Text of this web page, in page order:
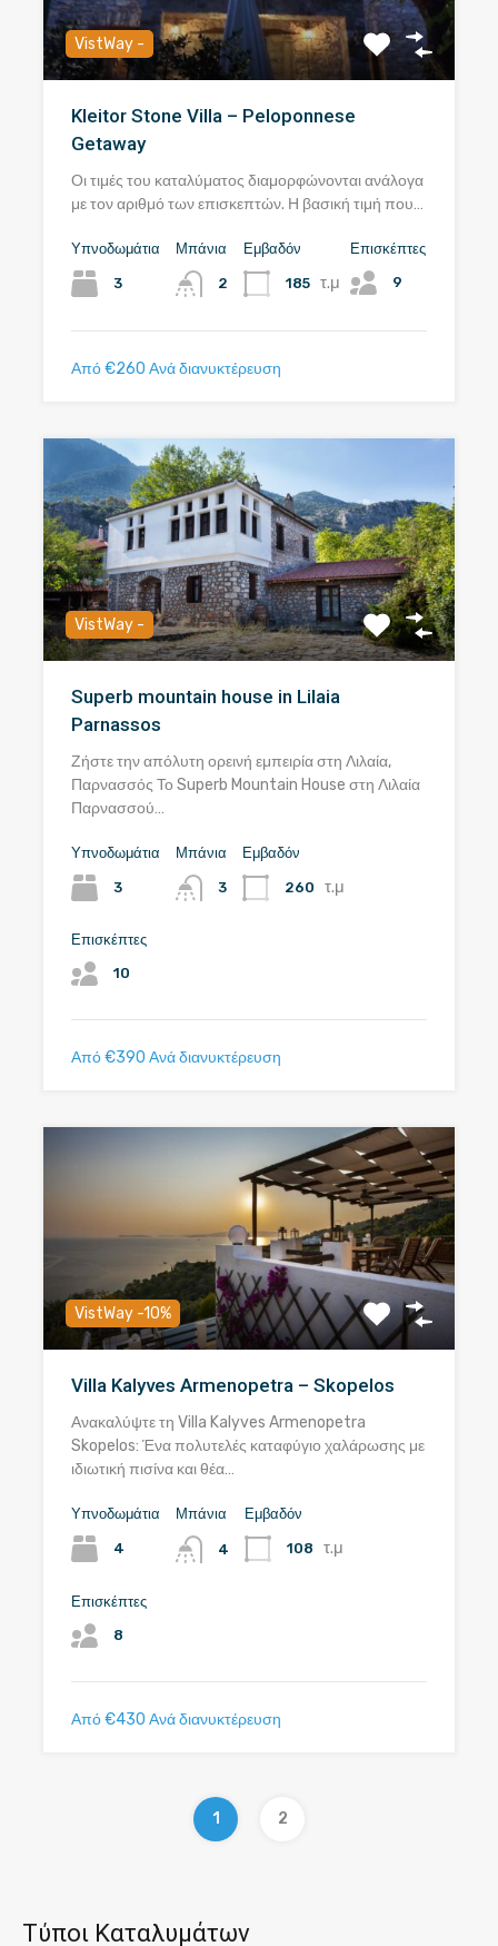
VistWay -
Kleitor Stone Villa – Peloponnese
Getaway
Οι τιμές του καταλύματος διαμορφώνονται ανάλογα
με τον αριθμό των επισκεπτών. Η βασική τιμή που…
Υπνοδωμάτια
3
Μπάνια
2
Εμβαδόν
185 τ.μ
Επισκέπτες
9
Από €260 Ανά διανυκτέρευση
VistWay -
Superb mountain house in Lilaia
Parnassos
Ζήστε την απόλυτη ορεινή εμπειρία στη Λιλαία,
Παρνασσός Το Superb Mountain House στη Λιλαία
Παρνασσού…
Υπνοδωμάτια
3
Μπάνια
3
Εμβαδόν
260 τ.μ
Επισκέπτες
10
Από €390 Ανά διανυκτέρευση
VistWay -10%
Villa Kalyves Armenopetra – Skopelos
Ανακαλύψτε τη Villa Kalyves Armenopetra
Skopelos: Ένα πολυτελές καταφύγιο χαλάρωσης με
ιδιωτική πισίνα και θέα…
Υπνοδωμάτια
4
Μπάνια
4
Εμβαδόν
108 τ.μ
Επισκέπτες
8
Από €430 Ανά διανυκτέρευση
1 2
Τύποι Καταλυμάτων